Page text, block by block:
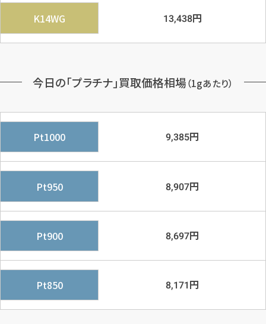
K14WG 13,438円
今日の「プラチナ」買取価格相場（1gあたり）
Pt1000 9,385円
Pt950 8,907円
Pt900 8,697円
Pt850 8,171円